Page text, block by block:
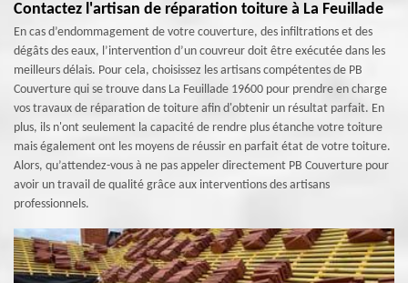
Contactez l'artisan de réparation toiture à La Feuillade
En cas d’endommagement de votre couverture, des infiltrations et des
dégâts des eaux, l’intervention d’un couvreur doit être exécutée dans les
meilleurs délais. Pour cela, choisissez les artisans compétentes de PB
Couverture qui se trouve dans La Feuillade 19600 pour prendre en charge
vos travaux de réparation de toiture afin d'obtenir un résultat parfait. En
plus, ils n'ont seulement la capacité de rendre plus étanche votre toiture
mais également ont les moyens de réussir en parfait état de votre toiture.
Alors, qu’attendez-vous à ne pas appeler directement PB Couverture pour
avoir un travail de qualité grâce aux interventions des artisans
professionnels.